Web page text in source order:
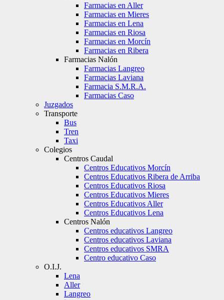
Farmacias en Aller
Farmacias en Mieres
Farmacias en Lena
Farmacias en Riosa
Farmacias en Morcín
Farmacias en Ribera
Farmacias Nalón
Farmacias Langreo
Farmacias Laviana
Farmacia S.M.R.A.
Farmacias Caso
Juzgados
Transporte
Bus
Tren
Taxi
Colegios
Centros Caudal
Centros Educativos Morcín
Centros Educativos Ribera de Arriba
Centros Educativos Riosa
Centros Educativos Mieres
Centros Educativos Aller
Centros Educativos Lena
Centros Nalón
Centros educativos Langreo
Centros educativos Laviana
Centros educativos SMRA
Centro educativo Caso
O.I.J.
Lena
Aller
Langreo